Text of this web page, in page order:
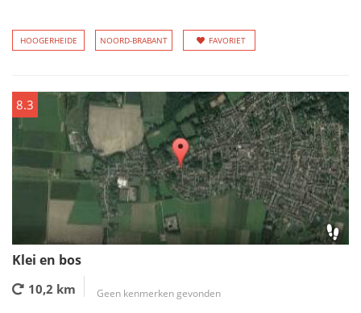
HOOGERHEIDE NOORD-BRABANT FAVORIET
8.3
Klei en bos
10,2 km Geen kenmerken gevonden